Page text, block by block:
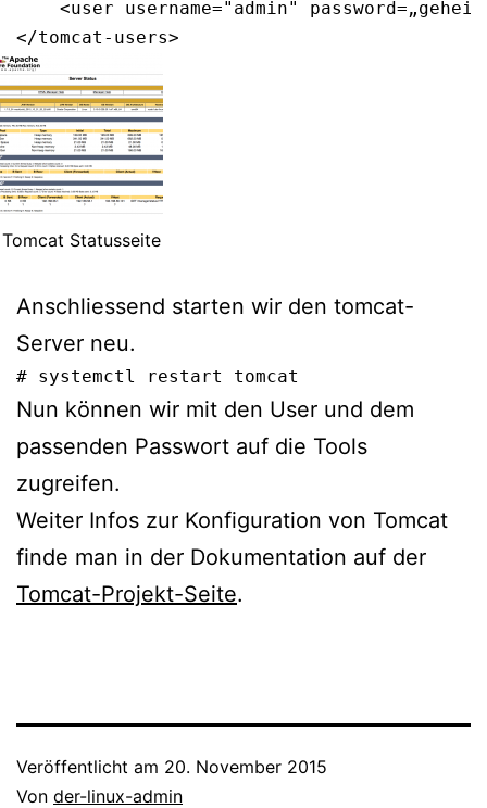
<user username="admin"
</tomcat-users>
Tomcat Statusseite
Anschliessend starten wir den tomcat-
Server neu.
# systemctl restart tomcat
Nun können wir mit den User und dem
passenden Passwort auf die Tools
zugreifen.
Weiter Infos zur Konfiguration von Tomcat
finde man in der Dokumentation auf der
Tomcat-Projekt-Seite.
Veröffentlicht am 20. November 2015
Von der-linux-admin